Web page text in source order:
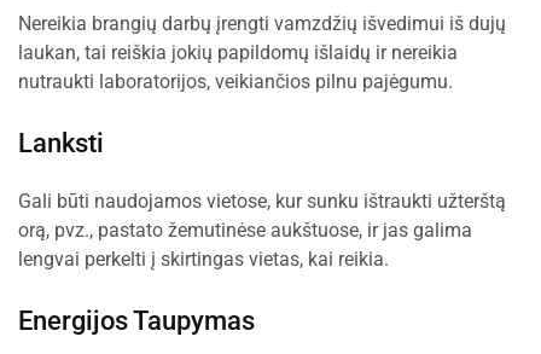
Nereikia brangių darbų įrengti vamzdžių išvedimui iš dujų
laukan, tai reiškia jokių papildomų išlaidų ir nereikia
nutraukti laboratorijos, veikiančios pilnu pajėgumu.
Lanksti
Gali būti naudojamos vietose, kur sunku ištraukti užterštą
orą, pvz., pastato žemutinėse aukštuose, ir jas galima
lengvai perkelti į skirtingas vietas, kai reikia.
Energijos Taupymas